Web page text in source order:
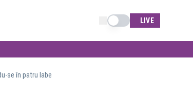
Schimba tema
LIVE
se în patru labe